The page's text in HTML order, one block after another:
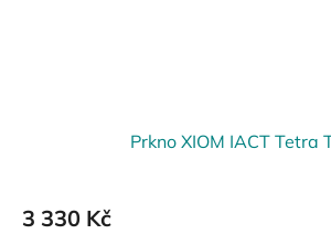
Prkno XIOM IACT Tetra
3 330 Kč